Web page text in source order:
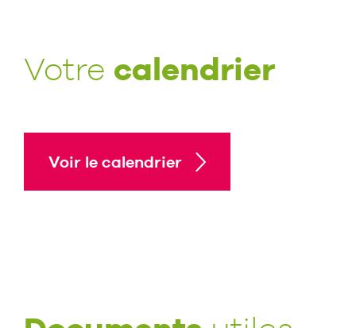
Votre calendrier
Voir le calendrier